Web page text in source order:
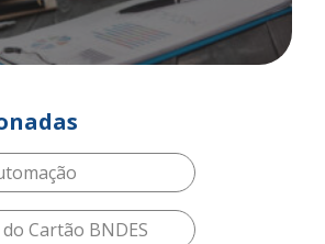
Cartão BNDES